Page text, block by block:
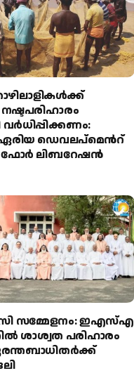
ഡെവലപ്മെന്‍റ്
ലിബറേഷന്‍
സമ്മേളനം: ഇഎസ്എ
ശാശ്വത പരിഹാരം